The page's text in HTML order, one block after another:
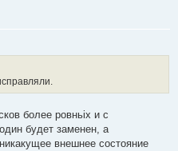
более ровньіх и с
будет заменен, а
внешнее состояние